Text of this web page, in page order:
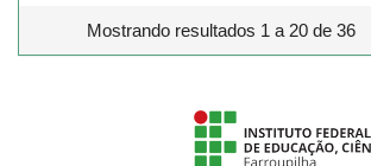
Mostrando resultados 1 a 20 de 36